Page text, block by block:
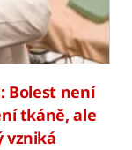
Bolest není
tkáně, ale
vzniká